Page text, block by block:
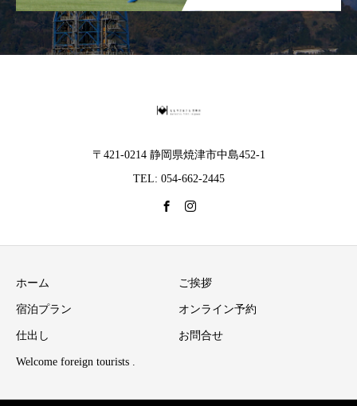
〒421-0214 静岡県焼津市中島452-1
TEL: 054-662-2445
ホーム ご挨拶
宿泊プラン オンライン予約
仕出し お問合せ
Welcome foreign tourists .